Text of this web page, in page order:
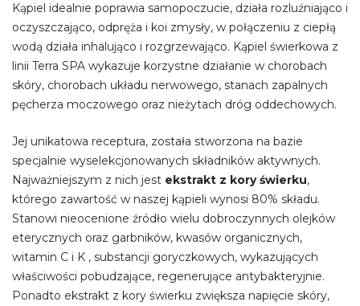
Kąpiel idealnie poprawia samopoczucie, działa rozluźniająco i
oczyszczająco, odpręża i koi zmysły, w połączeniu z ciepłą
wodą działa inhalująco i rozgrzewająco. Kąpiel świerkowa z
linii Terra SPA wykazuje korzystne działanie w chorobach
skóry, chorobach układu nerwowego, stanach zapalnych
pęcherza moczowego oraz nieżytach dróg oddechowych.
Jej unikatowa receptura, została stworzona na bazie
specjalnie wyselekcjonowanych składników aktywnych.
Najważniejszym z nich jest ekstrakt z kory świerku,
którego zawartość w naszej kąpieli wynosi 80% składu.
Stanowi nieocenione źródło wielu dobroczynnych olejków
eterycznych oraz garbników, kwasów organicznych,
witamin C i K , substancji goryczkowych, wykazujących
właściwości pobudzające, regenerujące antybakteryjnie.
Ponadto ekstrakt z kory świerku zwiększa napięcie skóry,